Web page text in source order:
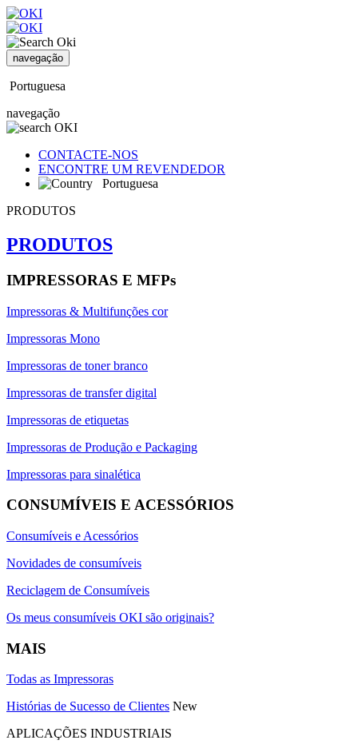
navegação
Portuguesa
navegação
CONTACTE-NOS
ENCONTRE UM REVENDEDOR
Portuguesa
PRODUTOS
PRODUTOS
IMPRESSORAS E MFPs
Impressoras & Multifunções cor
Impressoras Mono
Impressoras de toner branco
Impressoras de transfer digital
Impressoras de etiquetas
Impressoras de Produção e Packaging
Impressoras para sinalética
CONSUMÍVEIS E ACESSÓRIOS
Consumíveis e Acessórios
Novidades de consumíveis
Reciclagem de Consumíveis
Os meus consumíveis OKI são originais?
MAIS
Todas as Impressoras
Histórias de Sucesso de Clientes New
APLICAÇÕES INDUSTRIAIS